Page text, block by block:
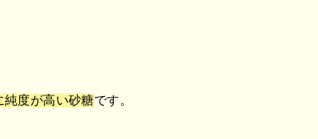
純度が高い砂糖です。